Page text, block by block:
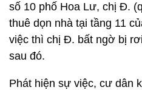
số 10 phố Hoa Lư, chị Đ.
thuê dọn nhà tại tầng 11
việc thì chị Đ. bất ngờ bị
sau đó.
Phát hiện sự việc, cư dân